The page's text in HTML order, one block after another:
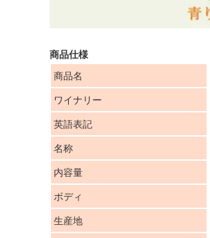
商品仕様
商品名
ワイナリー
英語表記
名称
内容量
ボディ
生産地